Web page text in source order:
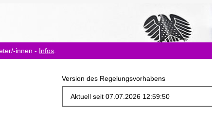
innen - Infos
Version des Regelungsvorhabens